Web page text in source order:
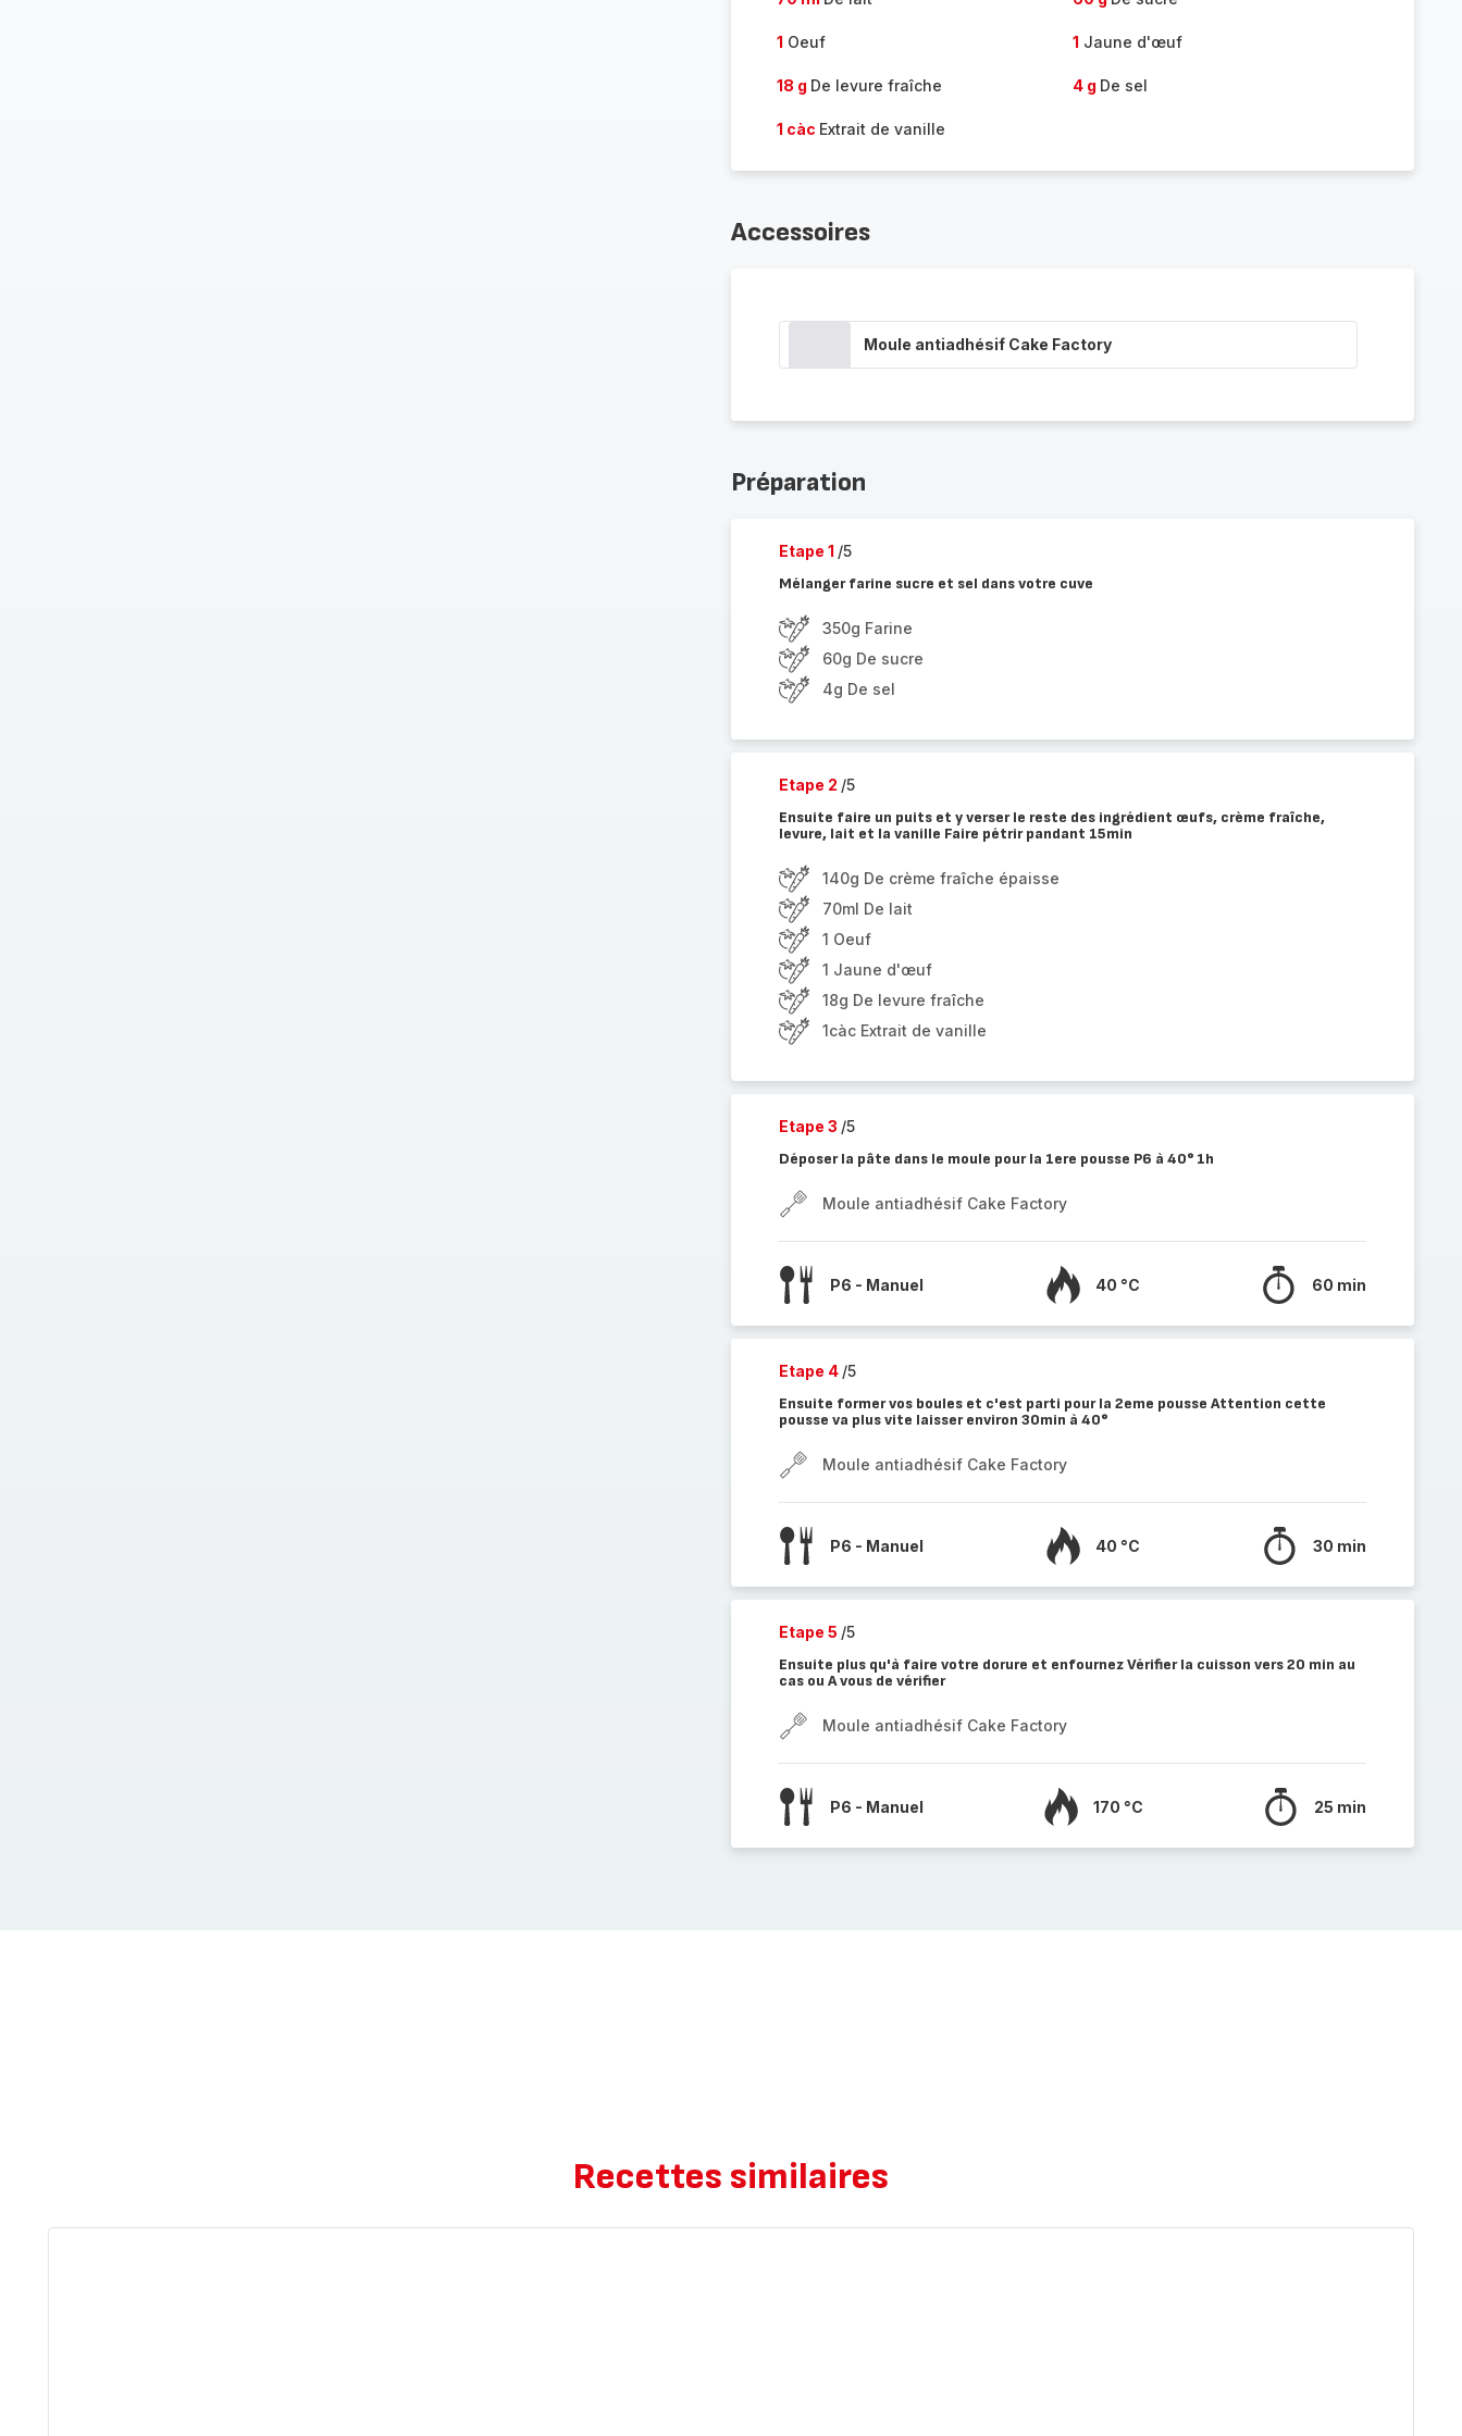
1 Oeuf 1 Jaune d'œuf
18 g De levure fraîche 4 g De sel
1 càc Extrait de vanille
Accessoires
Moule antiadhésif Cake Factory
Préparation
Etape 1 /5
Mélanger farine sucre et sel dans votre cuve
350g Farine
60g De sucre
4g De sel
Etape 2 /5
Ensuite faire un puits et y verser le reste des ingrédient œufs, crème fraîche,
levure, lait et la vanille Faire pétrir pandant 15min
140g De crème fraîche épaisse
70ml De lait
1 Oeuf
1 Jaune d'œuf
18g De levure fraîche
1càc Extrait de vanille
Etape 3 /5
Déposer la pâte dans le moule pour la 1ere pousse P6 à 40° 1h
Moule antiadhésif Cake Factory
P6 - Manuel 40 °C 60 min
Etape 4 /5
Ensuite former vos boules et c'est parti pour la 2eme pousse Attention cette
pousse va plus vite laisser environ 30min à 40°
Moule antiadhésif Cake Factory
P6 - Manuel 40 °C 30 min
Etape 5 /5
Ensuite plus qu'à faire votre dorure et enfournez Vérifier la cuisson vers 20 min au
cas ou A vous de vérifier
Moule antiadhésif Cake Factory
P6 - Manuel 170 °C 25 min
Recettes similaires